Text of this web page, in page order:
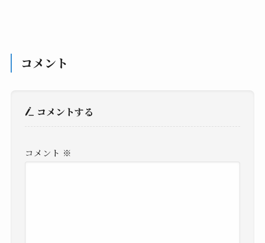
コメント
コメントする
コメント ※